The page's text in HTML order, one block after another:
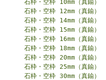
石枠・空枠 10mm（真鍮）
石枠・空枠 12mm（真鍮）
石枠・空枠 14mm（真鍮）
石枠・空枠 15mm（真鍮）
石枠・空枠 16mm（真鍮）
石枠・空枠 18mm（真鍮）
石枠・空枠 20mm（真鍮）
石枠・空枠 25mm（真鍮）
石枠・空枠 30mm（真鍮）